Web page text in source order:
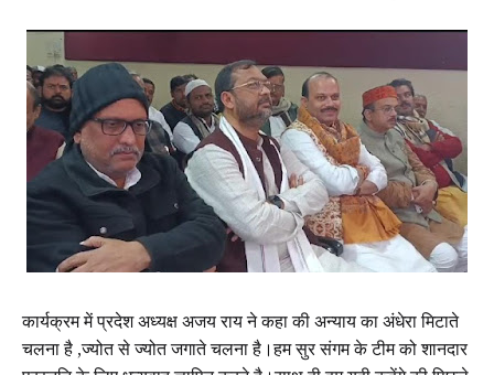
कार्यक्रम में प्रदेश अध्यक्ष अजय राय ने कहा की अन्याय का अंधेरा मिटाते
चलना है ,ज्योत से ज्योत जगाते चलना है।हम सुर संगम के टीम को शानदार